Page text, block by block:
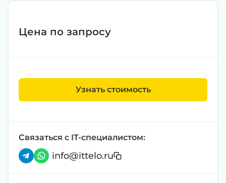
Цена по запросу
Узнать стоимость
Связаться с IT-специалистом:
info@ittelo.ru